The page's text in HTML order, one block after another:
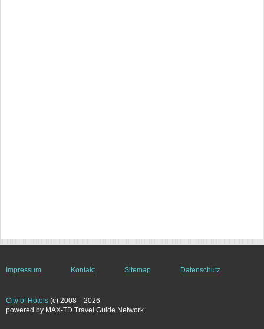
Impressum Kontakt Sitemap Datenschutz
City of Hotels (c) 2008---2026
powered by MAX-TD Travel Guide Network